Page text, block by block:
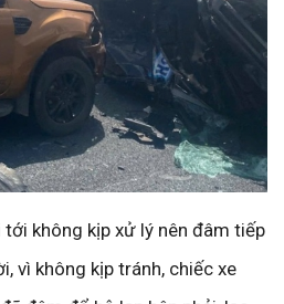
tới không kịp xử lý nên đâm tiếp
vì không kịp tránh, chiếc xe